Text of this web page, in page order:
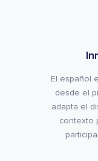
El español
desde el
adapta el
contexto